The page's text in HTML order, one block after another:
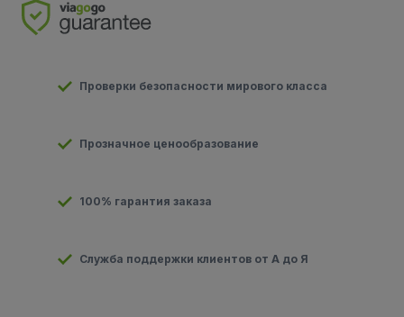
Проверки безопасности мирового класса
Прозначное ценообразование
100% гарантия заказа
Служба поддержки клиентов от А до Я